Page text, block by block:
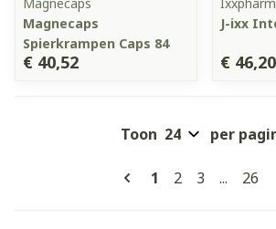
Magnecaps
Spierkrampen Caps 84
€ 40,52
J-ixx
€ 46,20
Pagina's
U lees
1 Pagina
2 Pagina
3 ... 26
Toon per